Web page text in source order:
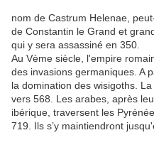
nom de Castrum Helenae,
de Constantin le Grand et
qui y sera assassiné en 350.
Au Vème siècle, l'empire
des invasions germaniques. A
la domination des wisigoths.
vers 568. Les arabes, après
ibérique, traversent les
719. Ils s’y maintiendront